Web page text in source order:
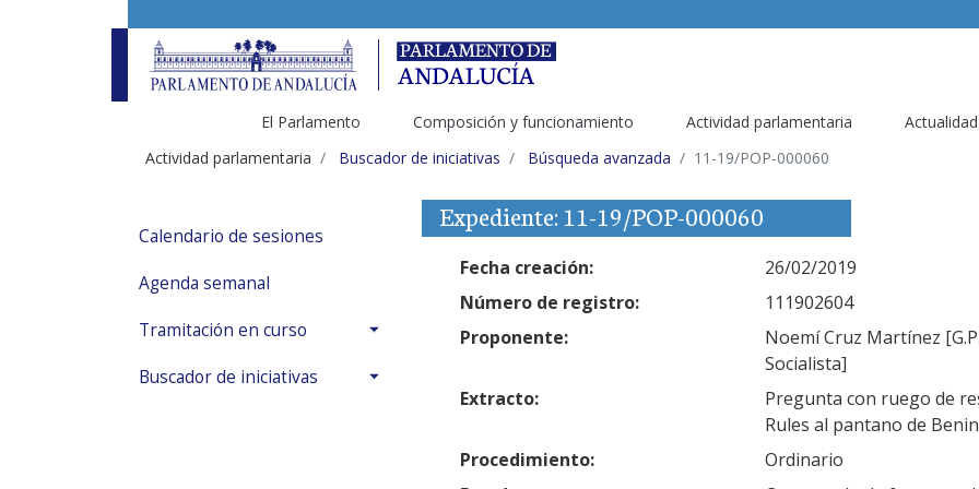
El Parlamento Composición y funcionamiento Actividad parlamentaria
Actualidad
Actividad parlamentaria
Buscador de iniciativas Búsqueda avanzada 11-19/POP-000060
Calendario de sesiones
Agenda semanal
Tramitación en curso
Buscador de iniciativas
Expediente: 11-19/POP-000060
Fecha creación:
26/02/2019
Número de registro:
111902604
Proponente:
Noemí Cruz Martínez
Socialista]
Extracto:
Pregunta con ruego de
Rules al pantano de
Procedimiento:
Ordinario